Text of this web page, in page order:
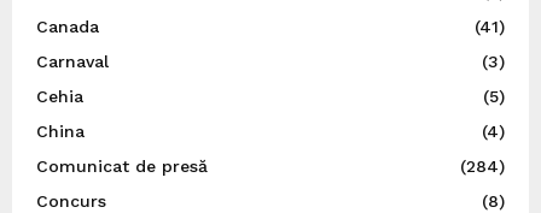
Canada
(41)
Carnaval
(3)
Cehia
(5)
China
(4)
Comunicat de presă
(284)
Concurs
(8)